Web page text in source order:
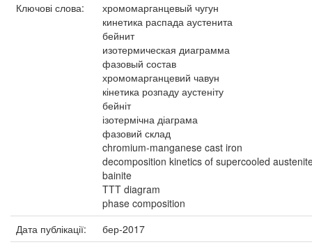
Ключові слова:
хромомарганцевый чугун
кинетика распада аустенита
бейнит
изотермическая диаграмма
фазовый состав
хромомарганцевий чавун
кінетика розпаду аустеніту
бейніт
ізотермічна діаграма
фазовий склад
chromium-manganese cast iron
decomposition kinetics of supercooled
bainite
TTT diagram
phase composition
Дата публікації:
бер-2017